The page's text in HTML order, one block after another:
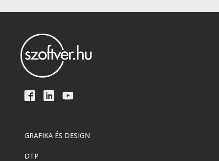
GRAFIKA ÉS DESIGN
DTP